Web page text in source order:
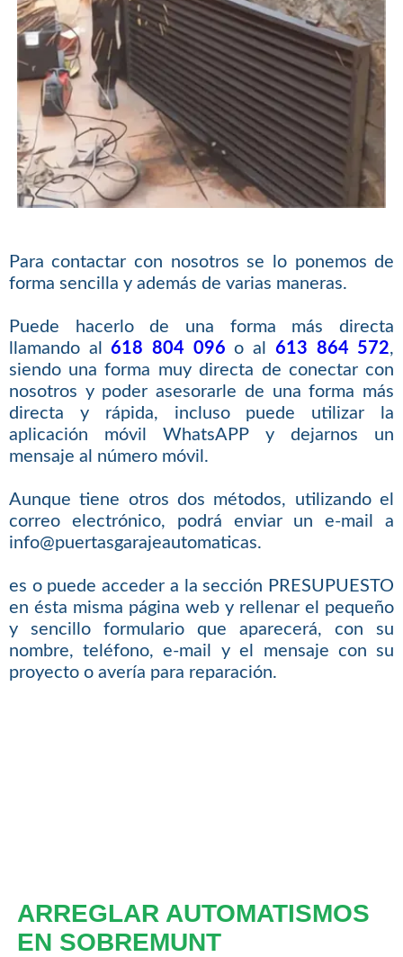
Para contactar con nosotros se lo ponemos de
forma sencilla y además de varias maneras.
Puede hacerlo de una forma más directa
llamando al618 804 096 o al 613 864 572,
siendo una forma muy directa de conectar con
nosotros y poder asesorarle de una forma más
directa y rápida, incluso puede utilizar la
aplicación móvil WhatsAPP y dejarnos un
mensaje al número móvil.
Aunque tiene otros dos métodos, utilizando el
correo electrónico, podrá enviar un e-mail a
info@puertasgarajeautomaticas.
es o puede acceder a la sección PRESUPUESTO
en ésta misma página web y rellenar el pequeño
y sencillo formulario que aparecerá, con su
nombre, teléfono, e-mail y el mensaje con su
proyecto o avería para reparación.
ARREGLAR AUTOMATISMOS
EN SOBREMUNT